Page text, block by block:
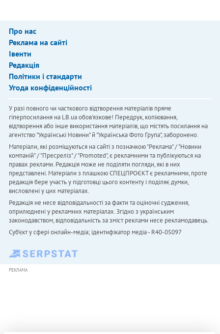
Про нас
Реклама на сайті
Івенти
Редакція
Політики і стандарти
Угода конфіденційності
У разі повного чи часткового відтворення матеріалів пряме
гіперпосилання на LB.ua обов'язкове! Передрук, копіювання,
відтворення або інше використання матеріалів, що містять посилання на
агентство "Українськi Новини" й "Українська Фото Група", заборонено.
Матеріали, які розміщуються на сайті з позначкою "Реклама" / "Новини
компаній" / "Пресреліз" / "Promoted", є рекламними та публікуються на
правах реклами. Редакція може не поділяти погляди, які в них
представлені. Матеріали з плашкою СПЕЦПРОЄКТ є рекламними, проте
редакція бере участь у підготовці цього контенту і поділяє думки,
висловлені у цих матеріалах.
Редакція не несе відповідальності за факти та оціночні судження,
оприлюднені у рекламних матеріалах. Згідно з українським
законодавством, відповідальність за зміст реклами несе рекламодавець.
Cуб'єкт у сфері онлайн-медіа; ідентифікатор медіа - R40-05097
РЕКЛАМА